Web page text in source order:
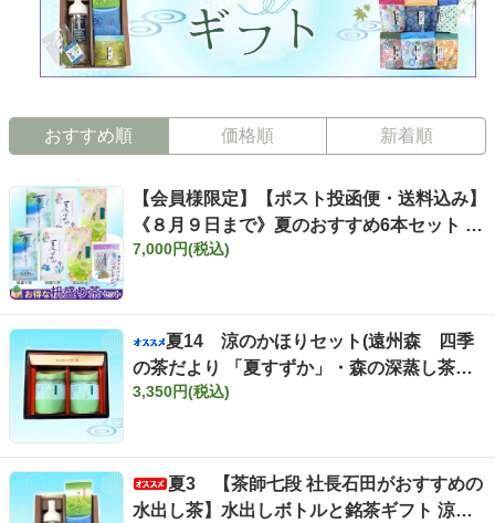
おすすめ順 価格順 新着順
【会員様限定】【ポスト投函便・送料込み】
《８月９日まで》夏のおすすめ6本セット き
らめきティーバッグ7ヶ入りプレゼント付き
7,000円(税込)
夏14 涼のかほりセット(遠州森 四季
の茶だより 「夏すずか」・森の深蒸し茶
「ふくよ香」各90g缶入)《竹わり缶ギフ
3,350円(税込)
夏3 【茶師七段 社長石田がおすすめの
水出し茶】水出しボトルと銘茶ギフト 涼の